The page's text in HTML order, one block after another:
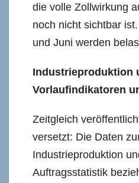
die volle Zollwirkung
noch nicht sichtbar
und Juni werden
Industrieproduktion
Vorlaufindikatoren
Zeitgleich
versetzt: Die Daten
Industrieproduktion
Auftragsstatistik